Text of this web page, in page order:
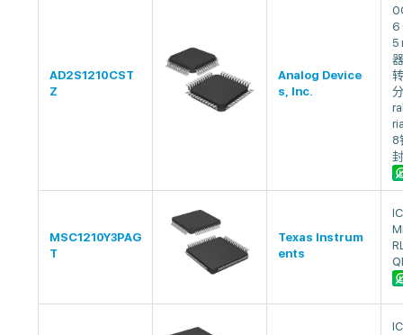
AD2S1210CST
Z
Analog Device
s, Inc.
6
5
8
MSC1210Y3PAG
T
Texas Instrum
ents